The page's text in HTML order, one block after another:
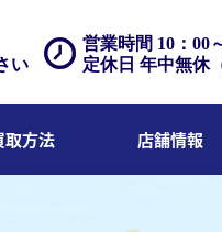
営業時間 10：00
定休日 年中無休
い
取方法 店舗情報